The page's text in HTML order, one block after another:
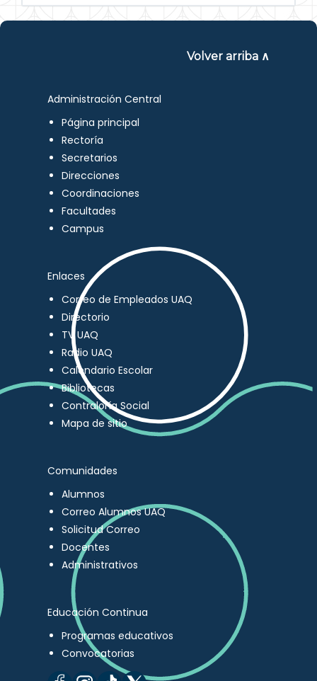
Volver arriba ∧
Administración Central
Página principal
Rectoría
Secretarios
Direcciones
Coordinaciones
Facultades
Campus
Enlaces
Correo de Empleados UAQ
Directorio
TV UAQ
Radio UAQ
Calendario Escolar
Bibliotecas
Contraloría Social
Mapa de sitio
Comunidades
Alumnos
Correo Alumnos UAQ
Solicitud Correo
Docentes
Administrativos
Educación Continua
Programas educativos
Convocatorias